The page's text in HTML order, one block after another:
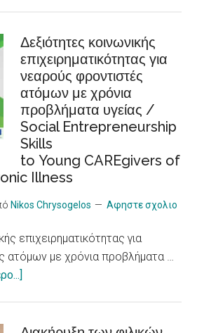
Problems,
New
Research
Shows
Βιώσιμος
τουρισμός,
προσβασιμότητα,
συμπερίληψη,
εργασιακή
ένταξη
tourism,
inclusiveness,
integration,
social
Δεξιότητες κοινωνικής
επιχειρηματικότητας για
νεαρούς φροντιστές
ατόμων με χρόνια
προβλήματα υγείας /
Social Entrepreneurship
Skills
to Young CAREgivers of
Illness
Nikos Chrysogelos Αφηστε σχολιο
επιχειρηματικότητας για
ατόμων με χρόνια προβλήματα …
επιχειρηματικότητας